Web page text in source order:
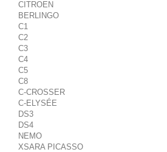
CITROEN
BERLINGO
C1
C2
C3
C4
C5
C8
C-CROSSER
C-ELYSÉE
DS3
DS4
NEMO
XSARA PICASSO